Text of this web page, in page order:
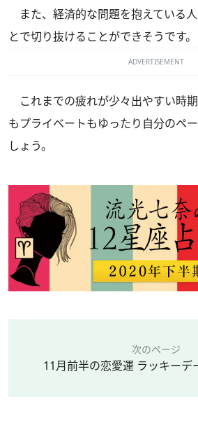
また、経済的な問題を抱えている
とで切り抜けることができそうです。
ADVERTISEMENT
これまでの疲れが少々出やすい時
もプライベートもゆったり自分のペ
しょう。
次のページ
11月前半の恋愛運 ラッキーデ